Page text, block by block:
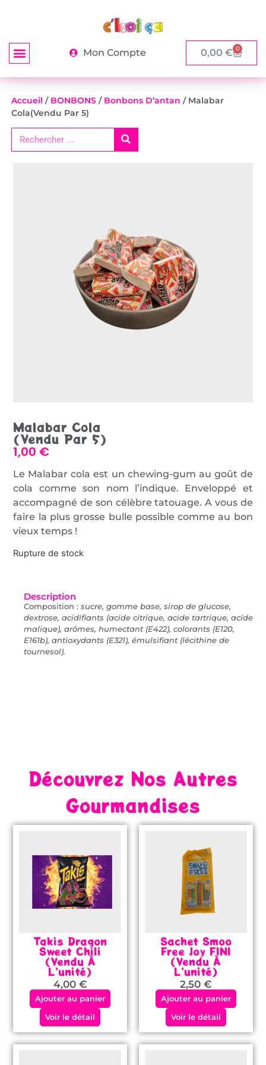
Mon Compte 0,00 € 0
Accueil / BONBONS/ Bonbons D’antan / Malabar
Cola(vendu Par 5)
Malabar Cola
(vendu Par 5)
1,00 €
Le Malabar cola est un chewing-gum au goût de
cola comme son nom l’indique. Enveloppé et
accompagné de son célèbre tatouage. A vous de
faire la plus grosse bulle possible comme au bon
vieux temps !
Rupture de stock
Description
Composition : sucre, gomme base, sirop de glucose,
dextrose, acidifiants (acide citrique, acide tartrique, acide
malique), arômes, humectant (E422), colorants (E120,
E161b), antioxydants (E321), émulsifiant (lécithine de
tournesol).
Découvrez Nos Autres
Gourmandises
Takis Dragon
Sweet Chili
(vendu À
L’unité)
4,00 €
Ajouter au panier
Voir le détail
Sachet Smoo
Free Joy FINI
(vendu À
L’unité)
2,50 €
Ajouter au panier
Voir le détail